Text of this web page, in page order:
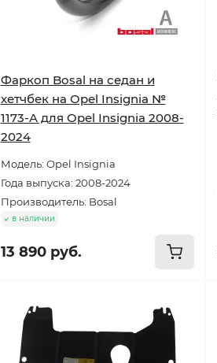
Фаркоп Bosal на седан и
хетчбек на Opel Insignia №
1173-A для Opel Insignia 2008-
2024
Модель: Opel Insignia
Года выпуска: 2008-2024
Производитель: Bosal
в наличии
13 890 руб.